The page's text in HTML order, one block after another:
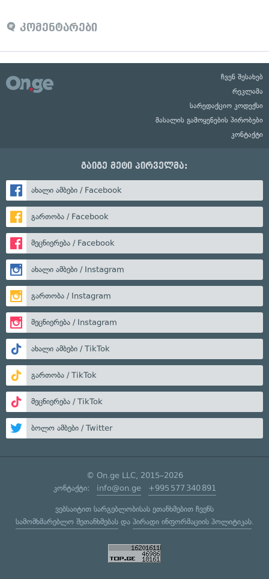
კომენტარები
ჩვენ შესახებ
რეკლამა
სარედაქციო კოდექსი
მასალის გამოყენების პირობები
კონტაქტი
გაიგე მეტი პირველმა:
ახალი ამბები / Facebook
გართობა / Facebook
მეცნიერება / Facebook
ახალი ამბები / Instagram
გართობა / Instagram
მეცნიერება / Instagram
ახალი ამბები / TikTok
გართობა / TikTok
მეცნიერება / TikTok
ბოლო ამბები / Twitter
© On.ge LLC, 2015–2026
კონტაქტი: info@on.ge +995 577 340 891
ვებსაიტით სარგებლობისას ეთანხმებით ჩვენს
სამომხმარებლო შეთანხმებასდა პირადი ინფორმაციის პოლიტიკას.